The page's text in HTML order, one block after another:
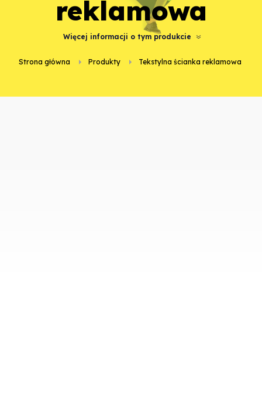
Strona główna Produkty Tekstylna ścianka reklamowa
reklamowa
Więcej informacji o tym produkcie